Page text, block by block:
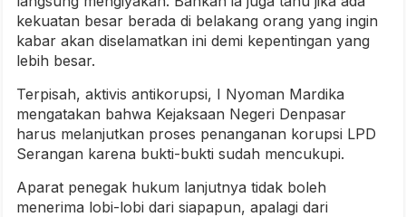
kekuatan besar berada di belakang orang yang ingin
kabar akan diselamatkan ini demi kepentingan yang
lebih besar.
Terpisah, aktivis antikorupsi, I Nyoman Mardika
mengatakan bahwa Kejaksaan Negeri Denpasar
harus melanjutkan proses penanganan korupsi LPD
Serangan karena bukti-bukti sudah mencukupi.
Aparat penegak hukum lanjutnya tidak boleh
menerima lobi-lobi dari siapapun, apalagi dari